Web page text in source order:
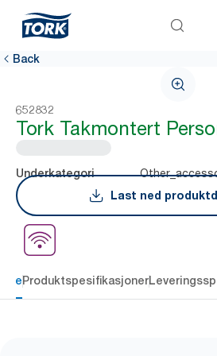
Back
652832
Tork Takmontert
Underkategori
Last ned
Produktspesifikasjoner